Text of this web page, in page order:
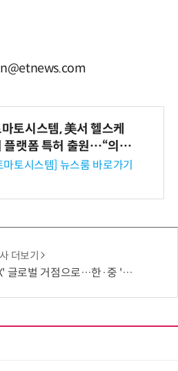
토시스템, 美서 헬스케
플랫폼 특허 출원…“의료
·보험사 공략”
마토시스템] 뉴스룸 바로가기
더보기
거점으로…한·중 '피지컬 AI' 동맹 뜬다